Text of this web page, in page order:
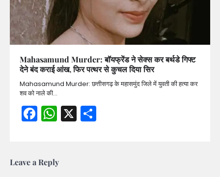
Mahasamund Murder: बॉयफ्रेंड ने सेक्स कर बर्थडे गिफ्ट
देने बंद कराई आंख, फिर पत्थर से कुचल दिया सिर
Mahasamund Murder: छत्तीसगढ़ के महासमुंद जिले में युवती की हत्या कर
शव को नाले की…
Facebook
WhatsApp
X
Leave a Reply